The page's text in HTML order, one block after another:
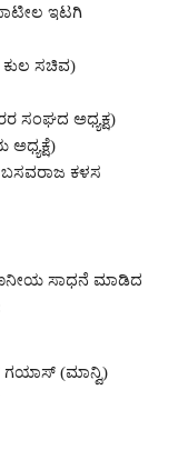
ಇಟಗಿ
ಕುಲ ಸಚಿವ)
ಸಂಘದ ಅಧ್ಯಕ್ಷ)
ಬಸವರಾಜ ಕಳಸ
ಸಾಧನೆ ಮಾಡಿದ
(ಮಾನ್ವಿ)